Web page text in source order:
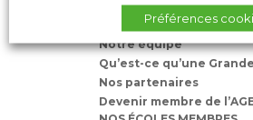
Nos missions
Notre équipe
Qu’est-ce qu’une
Nos partenaires
Devenir membre de
Préférences